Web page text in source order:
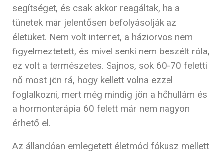
segítséget, és csak akkor reagáltak, ha a
tünetek már jelentősen befolyásolják az
életüket. Nem volt internet, a háziorvos nem
figyelmeztetett, és mivel senki nem beszélt róla,
ez volt a természetes. Sajnos, sok 60-70 feletti
nő most jön rá, hogy kellett volna ezzel
foglalkozni, mert még mindig jön a hőhullám és
a hormonterápia 60 felett már nem nagyon
érhető el.
Az állandóan emlegetett életmód fókusz mellett